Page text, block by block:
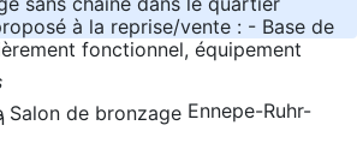
à la reprise/vente : - Base de
fonctionnel, équipement
Ennepe-Ruhr-